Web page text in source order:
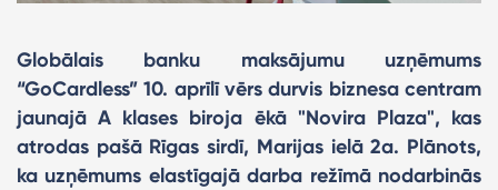
Globālais banku maksājumu uzņēmums
“GoCardless” 10. aprīlī vērs durvis biznesa centram
jaunajā A klases biroja ēkā "Novira Plaza", kas
atrodas pašā Rīgas sirdī, Marijas ielā 2a. Plānots,
ka uzņēmums elastīgajā darba režīmā nodarbinās